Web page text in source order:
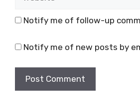
Notify me of follow-up
Notify me of new posts by